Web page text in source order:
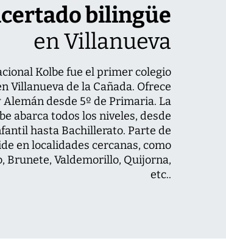
bilingüe
en Villanueva
Kolbe fue el primer colegio
Villanueva de la Cañada. Ofrece
desde 5º de Primaria. La
abarca todos los niveles, desde
hasta Bachillerato. Parte de
en localidades cercanas, como
Brunete, Valdemorillo, Quijorna,
etc..